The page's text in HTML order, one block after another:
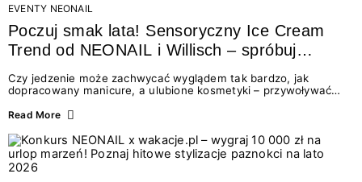
EVENTY NEONAIL
Poczuj smak lata! Sensoryczny Ice Cream
Trend od NEONAIL i Willisch – spróbuj
nowych lodów i odbierz prezent!
Czy jedzenie może zachwycać wyglądem tak bardzo, jak
dopracowany manicure, a ulubione kosmetyki – przywoływać
świata beauty i oszałamiających deserów to coś więcej niż
zmysłami: przez soczysty kolor, aksamitną teksturę,
orzeźwiający zapach i słodki akcent na podniebieniu. Tego lata
NEONAIL łączy siły z marką Willisch, tworząc unikalny projekt
na styku jedzenia i piękna....
Read More